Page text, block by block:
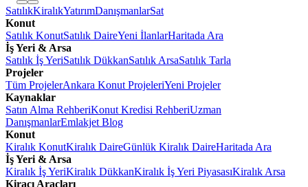
SatılıkKiralıkYatırımDanışmanlarSat
Konut
Satılık KonutSatılık DaireYeni İlanlarHaritada Ara
İş Yeri & Arsa
Satılık İş YeriSatılık DükkanSatılık ArsaSatılık Tarla
Projeler
Tüm ProjelerAnkara Konut ProjeleriYeni Projeler
Kaynaklar
Satın Alma RehberiKonut Kredisi RehberiUzman
DanışmanlarEmlakjet Blog
Konut
Kiralık KonutKiralık DaireGünlük Kiralık DaireHaritada Ara
İş Yeri & Arsa
Kiralık İş YeriKiralık DükkanKiralık İş Yeri PiyasasıKiralık Arsa
Kiracı Araçları